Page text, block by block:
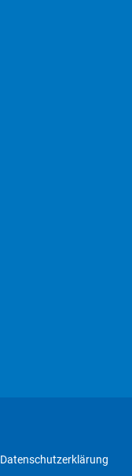
Datenschutzerklärung